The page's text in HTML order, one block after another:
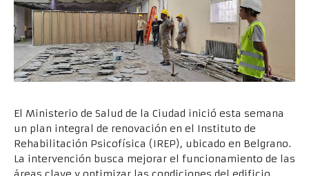
El Ministerio de Salud de la Ciudad inició esta semana
un plan integral de renovación en el Instituto de
Rehabilitación Psicofísica (IREP), ubicado en Belgrano.
La intervención busca mejorar el funcionamiento de las